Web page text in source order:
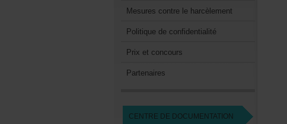
Mesurescontreleharcèlement
Politiquedeconfidentialité
Prixetconcours
Partenaires
CENTREDEDOCUMENTATION